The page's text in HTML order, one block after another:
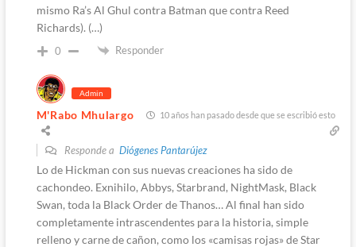
mismo Ra’s Al Ghul contra Batman que contra Reed
Richards). (…)
0 Responder
Admin
M'Rabo Mhulargo 10 años han pasado desde que se escribió esto
Responde a Diógenes Pantarújez
Lo de Hickman con sus nuevas creaciones ha sido de
cachondeo. Exnihilo, Abbys, Starbrand, NightMask, Black
Swan, toda la Black Order de Thanos… Al final han sido
completamente intrascendentes para la historia, simple
relleno y carne de cañon, como los «camisas rojas» de Star